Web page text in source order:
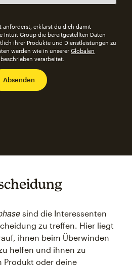
anforderst, erklärst du dich damit
Intuit Group die bereitgestellten Daten
ihrer Produkte und Dienstleistungen zu
werden wie in unserer Globalen
beschrieben verarbeitet.
sind die Interessenten
zu treffen. Hier liegt
ihnen beim Überwinden
helfen und ihnen zu
Produkt oder deine